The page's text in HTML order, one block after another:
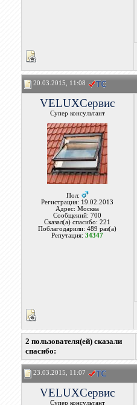
20.03.2015, 11:08
VELUXСервис
Супер консультант
Пол:
Регистрация: 19.02.2013
Адрес: Москва
Сообщений: 700
Сказал(а) спасибо: 221
Поблагодарили: 489 раз(а)
Репутация:34347
2 пользователя(ей) сказали
cпасибо:
23.03.2015, 11:07
VELUXСервис
Супер консультант